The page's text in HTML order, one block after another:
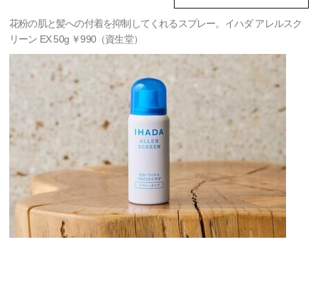
花粉の肌と髪への付着を抑制してくれるスプレー。イハダ アレルスク
リーン EX 50g ￥990（資生堂）